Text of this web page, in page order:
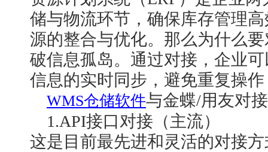
储与物流环节，确保库存管理
源的整合与优化。那么为什么
破信息孤岛。通过对接，企业
信息的实时同步，避免重复操
WMS仓储软件与金蝶/用友对
1.API接口对接（主流）
这是目前最先进和灵活的对接